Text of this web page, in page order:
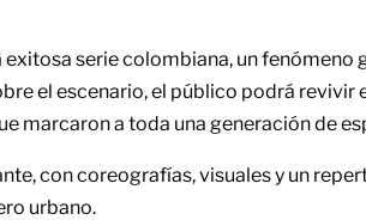
serie colombiana, un fenómeno
el escenario, el público podrá revivir
marcaron a toda una generación de
con coreografías, visuales y un
urbano.